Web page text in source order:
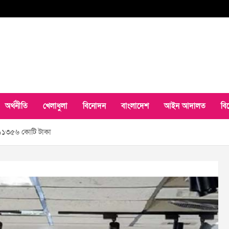
অর্থনীতি খেলাধুলা বিনোদন বাংলাদেশ আইন আদালত
কোটি টাকা